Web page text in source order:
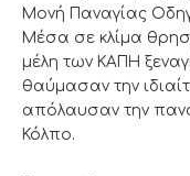
Μονή Παναγίας
Μέσα σε κλίμα
μέλη των ΚΑΠΗ
θαύμασαν την
απόλαυσαν την
Κόλπο.